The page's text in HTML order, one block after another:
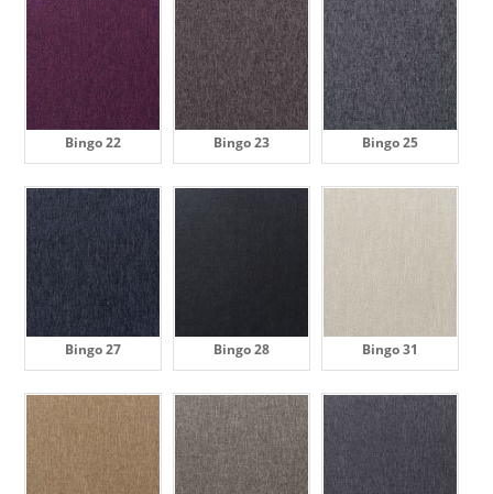
Bingo 22 Bingo 23 Bingo 25
Bingo 27 Bingo 28 Bingo 31